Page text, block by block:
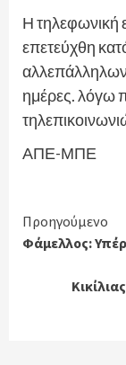
Η τηλεφωνική
επετεύχθη
ημέρες. λόγω
ΑΠΕ-ΜΠΕ
Continue
Reading
Προηγούμενο
Φάμελλος: